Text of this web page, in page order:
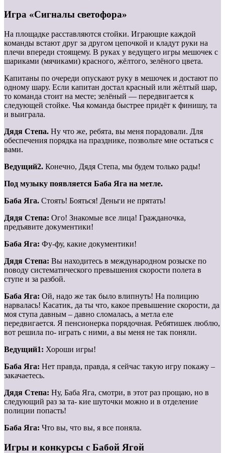
Игра «Сигналы светофора»
На площадке расставляются стойки. Играющие каждой
команды встают друг за другом цепочкой и кладут руки на
плечи впереди стоящему. В руках у ведущего игры мешочек с
шариками (мячиками) красного, жёлтого, зелёного цвета.
Капитаны по очереди опускают руку в мешочек и достают по
одному шару. Если капитан достал красный или жёлтый шар,
то команда стоит на месте; зелёный — передвигается к
следующей стойке. Чья команда быстрее придёт к финишу, та
и выиграла.
Дядя Степа. Ну что же, ребята, вы меня порадовали. Для
обеспечения порядка на празднике, позвольте мне остаться с
вами.
Ведущий2. Конечно, Дядя Степа, мы будем только рады!
Под музыку появляется Баба Яга на метле.
Баба Яга. Стоять! Бояться! Деньги не прятать!
Дядя Степа: Ого! Знакомые все лица! Гражданочка,
предъявите документики!
Баба Яга: Фу-фу, какие документики!
Дядя Степа: Вы находитесь в международном розыске по
поводу систематического превышения скорости полета в
ступе и за разбой.
Баба Яга: Ой, надо же так было влипнуть! На полицию
нарвалась! Касатик, да ты что, какое превышение скорости, да
моя ступа давным – давно сломалась, а метла еле
передвигается. Я пенсионерка порядочная. Ребятишек люблю,
вот решила по- играть с ними, а вы меня не так поняли.
Ведущий1: Хороши игры!
Баба Яга: Нет правда, правда, я сейчас такую игру покажу –
закачаетесь.
Дядя Степа: Ну, Баба Яга, смотри, в этот раз прощаю, но в
следующий раз за та- кие шуточки можно и в отделение
полиции попасть!
Баба Яга: Что вы, что вы, я все поняла.
Игры и конкурсы с Бабой Ягой